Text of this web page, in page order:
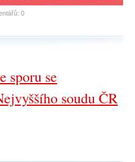
0
sporu se
soudu ČR